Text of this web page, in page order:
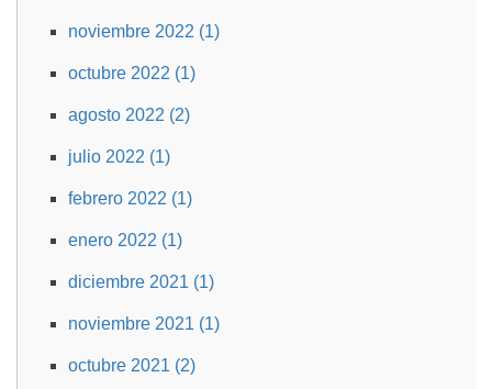
noviembre 2022 (1)
octubre 2022 (1)
agosto 2022 (2)
julio 2022 (1)
febrero 2022 (1)
enero 2022 (1)
diciembre 2021 (1)
noviembre 2021 (1)
octubre 2021 (2)